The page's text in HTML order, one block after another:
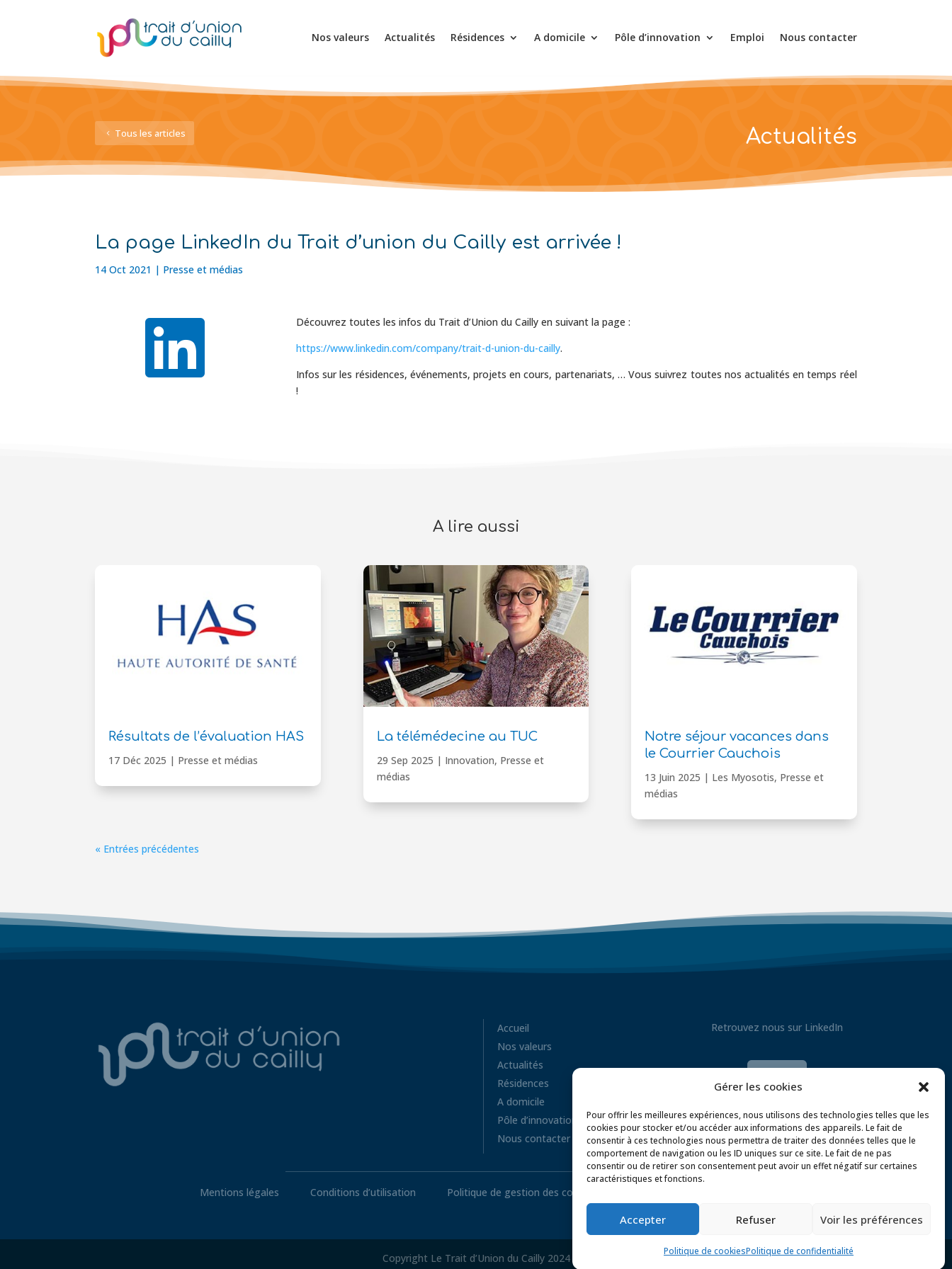
Gérer les cookies
Pour offrir les meilleures expériences, nous utilisons des technologies telles que les
cookies pour stocker et/ou accéder aux informations des appareils. Le fait de
consentir à ces technologies nous permettra de traiter des données telles que le
comportement de navigation ou les ID uniques sur ce site. Le fait de ne pas
consentir ou de retirer son consentement peut avoir un effet négatif sur certaines
caractéristiques et fonctions.
Accepter Refuser Voir les préférences
Politique de cookiesPolitique de confidentialité
Nos valeurs Actualités Résidences A domicile Pôle d’innovation Emploi Nous contacter
Tous les articles Actualités
La page LinkedIn du Trait d’union du Cailly est arrivée !
14 Oct 2021 | Presse et médias

Découvrez toutes les infos du Trait d’Union du Cailly en suivant la page :
https://www.linkedin.com/company/trait-d-union-du-cailly.
Infos sur les résidences, événements, projets en cours, partenariats, … Vous suivrez toutes nos actualités en temps réel
!
A lire aussi
Résultats de l’évaluation HAS
17 Déc 2025 | Presse et médias
La télémédecine au TUC
29 Sep 2025 | Innovation, Presse et
médias
Notre séjour vacances dans
le Courrier Cauchois
13 Juin 2025 | Les Myosotis, Presse et
médias
« Entrées précédentes
Accueil
Nos valeurs
Actualités
Résidences
A domicile
Pôle d’innovation
Nous contacter
Retrouvez nous sur LinkedIn

Mentions légales Conditions d’utilisation Politique de gestion des cookies
Copyright Le Trait d’Union du Cailly 2024